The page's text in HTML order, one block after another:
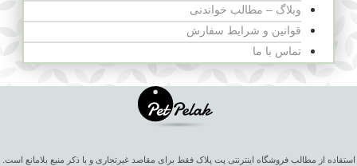
وبلاگ – مطالب خواندنی
قوانین و شرایط سفارش
تماس با ما
استفاده از مطالب فروشگاه اینترنتی پت پلاک فقط برای مقاصد غیرتجاری و با ذکر منبع بلامانع است.